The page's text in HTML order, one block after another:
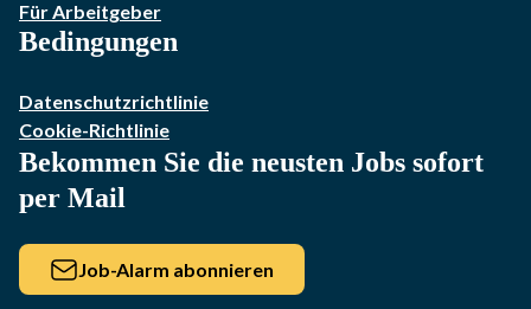
Für Arbeitgeber
Bedingungen
Datenschutzrichtlinie
Cookie-Richtlinie
Bekommen Sie die neusten Jobs sofort
per Mail
Job-Alarm abonnieren